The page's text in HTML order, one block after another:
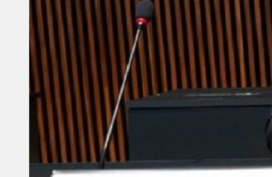
Фоторепортаж
Туризм
ЛК рекомендует
Сеньорам
Образование
Здравоохранение
Экология
Происшествия
Приграничье
Деньги
Визиты
Выборы
Агроновости
Едим дома